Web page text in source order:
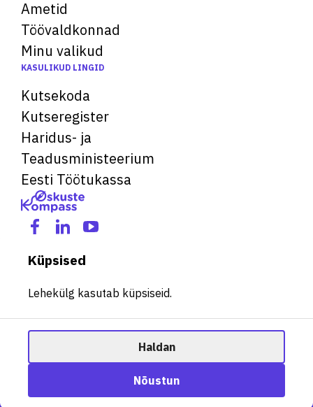
Ametisoovitaja
Ametid
Töövaldkonnad
Minu valikud
KASULIKUD LINGID
Kutsekoda
Kutseregister
Haridus- ja
Teadusministeerium
Eesti Töötukassa
Küpsised
Lehekülg kasutab küpsiseid.
Haldan
Nõustun